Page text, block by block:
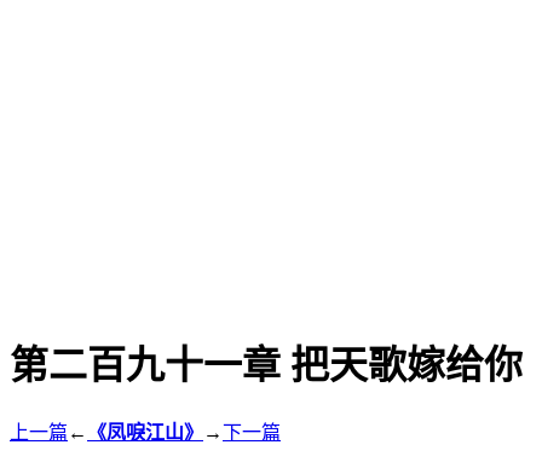
第二百九十一章 把天歌嫁给你
上一篇 ← 《凤唳江山》 →下一篇